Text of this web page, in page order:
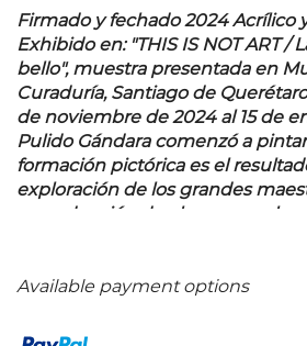
Firmado y fechado 2024 Acrílico
Exhibido en: "THIS IS NOT ART /
bello", muestra presentada en
Curaduría, Santiago de
de noviembre de 2024 al 15 de
Pulido Gándara comenzó a pintar
formación pictórica es el
exploración de los grandes
reproducción de obras para el
que decidió estudiar la
forma individual en importantes
Available payment options